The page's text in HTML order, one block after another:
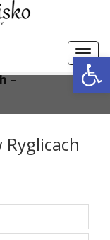
–
Ryglicach